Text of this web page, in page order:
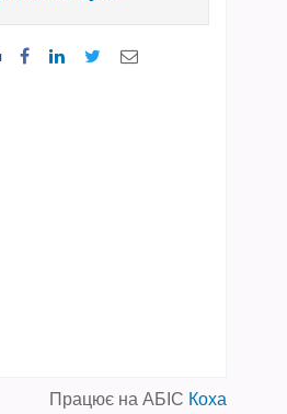
Працює на АБІС Коха